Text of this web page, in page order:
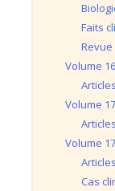
Faits
Volume
Volume
Volume
Cas